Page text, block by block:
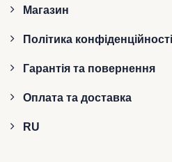
Магазин
Політика конфіденційності
Гарантія та повернення
Оплата та доставка
RU